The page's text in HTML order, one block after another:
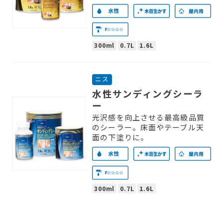
300ml 0.7L 1.6L
ニス
水性サンディングシーラ
ー
光沢感を向上させる最高級品質
のシーラー。床面やテーブル天
面の下塗りに。
300ml 0.7L 1.6L